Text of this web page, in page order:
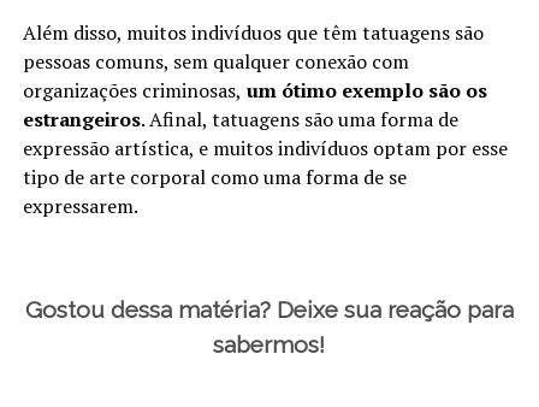
Além disso, muitos indivíduos que têm tatuagens são
pessoas comuns, sem qualquer conexão com
organizações criminosas, um ótimo exemplo são os
estrangeiros. Afinal, tatuagens são uma forma de
expressão artística, e muitos indivíduos optam por esse
tipo de arte corporal como uma forma de se
expressarem.
Gostou dessa matéria? Deixe sua reação para
sabermos!